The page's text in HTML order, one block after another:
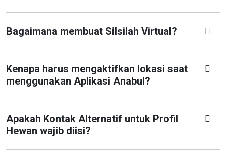
Bagaimana membuat Silsilah Virtual?
Kenapa harus mengaktifkan lokasi saat
menggunakan Aplikasi Anabul?
Apakah Kontak Alternatif untuk Profil
Hewan wajib diisi?